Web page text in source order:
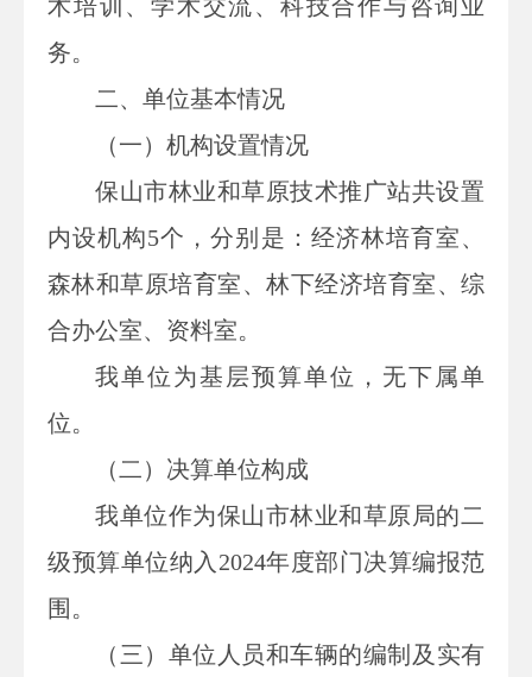
术培训、学术交流、科技合作与咨询业
务。
二、 单位基本情况
（一）机构设置情况
保山市林业和草原技术推广站共设置
内设机构5个，分别是：经济林培育室、
森林和草原培育室、林下经济培育室、综
合办公室、资料室。
我单位为基层预算单位，无下属单
位。
（二） 决算单位构成
我单位作为保山市林业和草原局的二
级预算单位纳入 2024年度部门决算编报范
围 。
（ 三 ） 单位 人员和车辆的编制及实有